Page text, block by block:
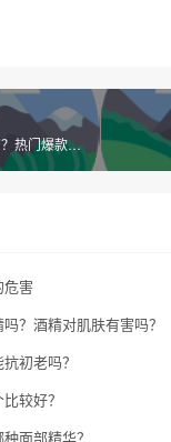
热门爆款推
危害
？酒精对肌肤有害吗？
初老吗？
较好？
面部精华？